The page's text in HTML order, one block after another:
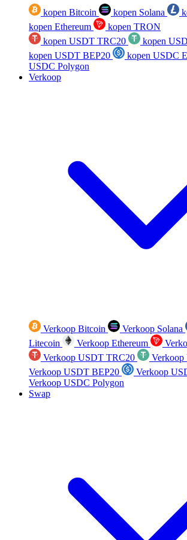
kopen Bitcoin kopen Solana
kopen Ethereum
kopen TRON
kopen USDT TRC20
kopen
kopen USDT BEP20
kopen USDC
USDC Polygon
Verkoop
Verkoop Bitcoin Verkoop Solana
Litecoin
Verkoop Ethereum
Verkoop USDT TRC20
Verkoop USDT BEP20
Verkoop
Verkoop USDC Polygon
Swap